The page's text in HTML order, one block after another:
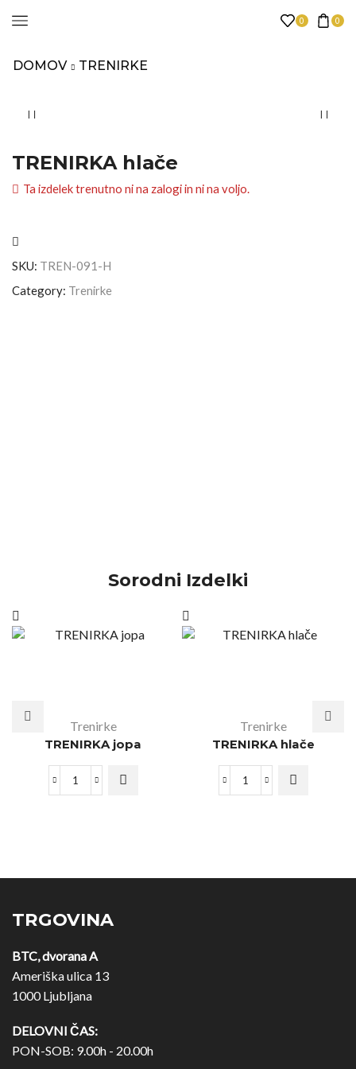
0 0
DOMOV TRENIRKE
TRENIRKA hlače
Ta izdelek trenutno ni na zalogi in ni na voljo.
SKU: TREN-091-H
Category: Trenirke
Sorodni Izdelki
Trenirke
TRENIRKA jopa
Trenirke
TRENIRKA hlače
TRGOVINA
BTC, dvorana A
Ameriška ulica 13
1000 Ljubljana
DELOVNI ČAS:
PON-SOB: 9.00h - 20.00h